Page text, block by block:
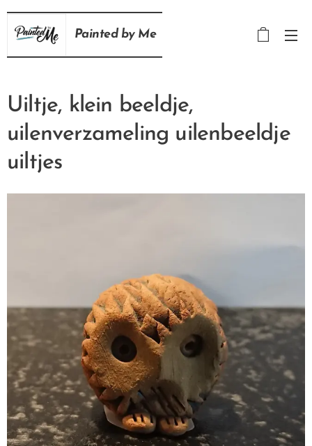
Painted byMe
Uiltje, klein beeldje,
uilenverzameling uilenbeeldje
uiltjes